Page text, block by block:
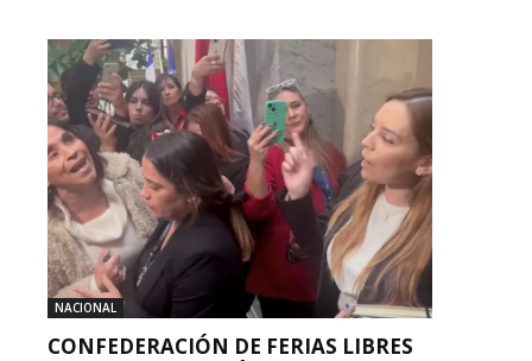
NACIONAL
CONFEDERACIÓN DE FERIAS LIBRES